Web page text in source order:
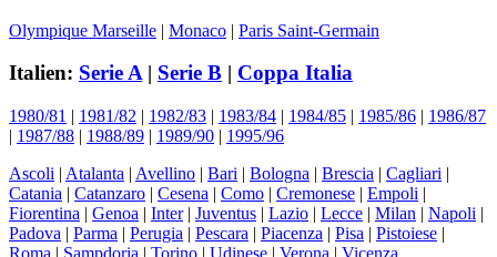
Olympique Marseille | Monaco | Paris Saint-Germain
Italien: Serie A| Serie B | Coppa Italia
1980/81 | 1981/82 | 1982/83 | 1983/84 | 1984/85 | 1985/86 | 1986/87
| 1987/88 | 1988/89 | 1989/90 | 1995/96
Ascoli | Atalanta | Avellino | Bari | Bologna | Brescia | Cagliari |
Catania | Catanzaro | Cesena | Como | Cremonese | Empoli |
Fiorentina | Genoa | Inter| Juventus | Lazio | Lecce | Milan | Napoli |
Padova | Parma | Perugia | Pescara | Piacenza | Pisa | Pistoiese |
Roma | Sampdoria | Torino | Udinese | Verona | Vicenza